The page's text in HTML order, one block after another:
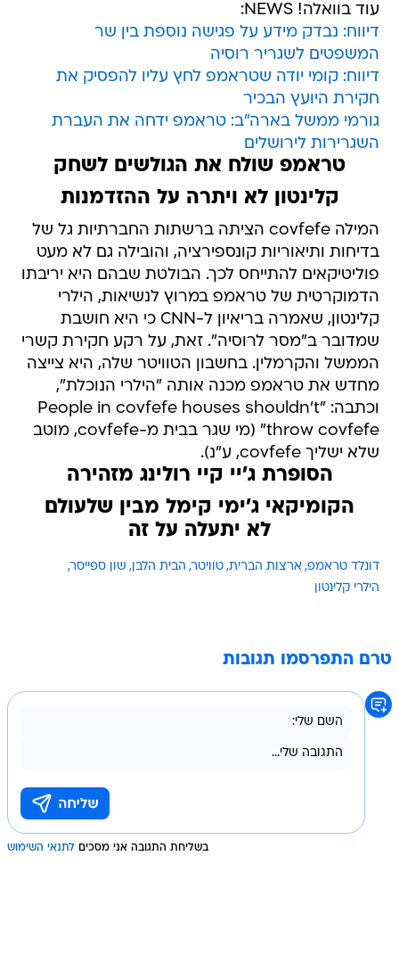
עוד בוואלה! NEWS:
דיווח: נבדק מידע על פגישה נוספת בין שר
המשפטים לשגריר רוסיה
דיווח: קומי יודה שטראמפ לחץ עליו להפסיק את
חקירת היועץ הבכיר
גורמי ממשל בארה"ב: טראמפ ידחה את העברת
השגרירות לירושלים
טראמפ שולח את הגולשים לשחק
קלינטון לא ויתרה על ההזדמנות
המילה covfefe הציתה ברשתות החברתיות גל של
בדיחות ותיאוריות קונספירציה, והובילה גם לא מעט
פוליטיקאים להתייחס לכך. הבולטת שבהם היא יריבתו
הדמוקרטית של טראמפ במרוץ לנשיאות, הילרי
קלינטון, שאמרה בריאיון ל-CNN כי היא חושבת
שמדובר ב"מסר לרוסיה". זאת, על רקע חקירת קשרי
הממשל והקרמלין. בחשבון הטוויטר שלה, היא צייצה
מחדש את טראמפ מכנה אותה "הילרי הנוכלת",
וכתבה: "People in covfefe houses shouldn't
throw covfefe" (מי שגר בבית מ-covfefe, מוטב
שלא ישליך covfefe, ע"נ).
הסופרת ג'יי קיי רולינג מזהירה
הקומיקאי ג'ימי קימל מבין שלעולם
לא יתעלה על זה
דונלד טראמפ ארצות הברית טוויטר הבית הלבן שון ספייסר
הילרי קלינטון
טרם התפרסמו תגובות
בשליחת התגובה אני מסכים לתנאי השימוש